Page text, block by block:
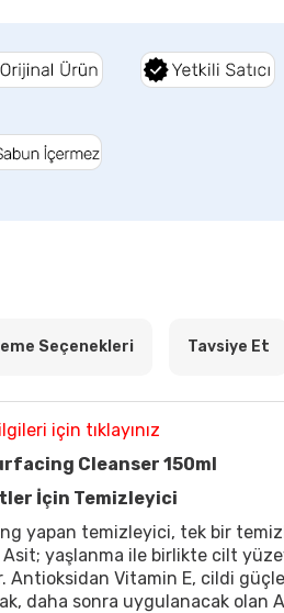
Seçenekleri Tavsiye Et
için tıklayınız
Cleanser 150ml
İçin Temizleyici
yapan temizleyici, tek bir
yaşlanma ile birlikte cilt
Antioksidan Vitamin E, cildi
daha sonra uygulanacak